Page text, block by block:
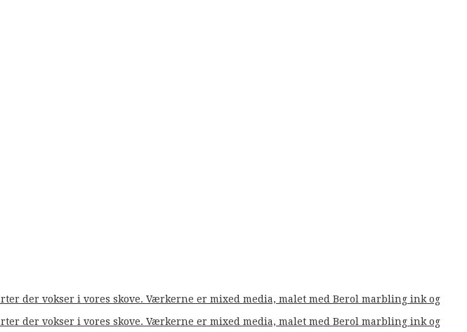
der vokser i vores skove. Værkerne er mixed media, malet med Berol marbling ink og
der vokser i vores skove. Værkerne er mixed media, malet med Berol marbling ink og